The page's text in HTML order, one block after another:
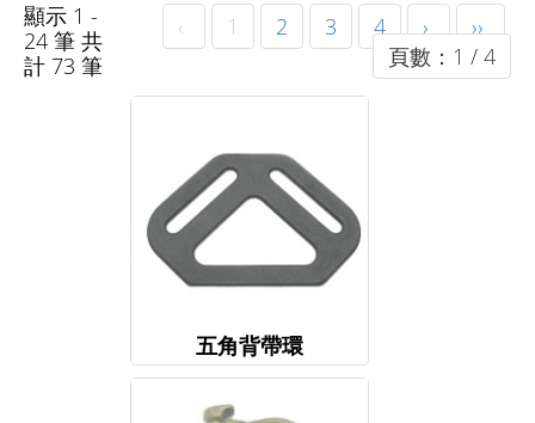
顯示 1 -
24 筆 共
計 73 筆
‹ 1 2 3 4 ›
››
頁數：1 / 4
五角背帶環